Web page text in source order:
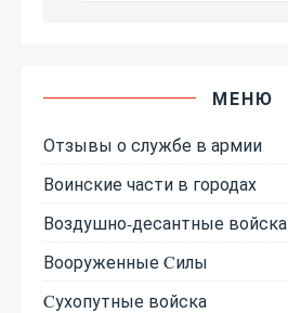
МЕНЮ
Отзывы о службе в армии
Воинские части в городах
Воздушно-десантные войска
Вооруженные Cилы
Cухопутные войска